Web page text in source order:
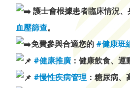
護士會根據患者臨床情況
血壓篩查。
免費參與合適您的 #健康班
#健康推廣 ：健康飲食、
#慢性疾病管理 ：糖尿病